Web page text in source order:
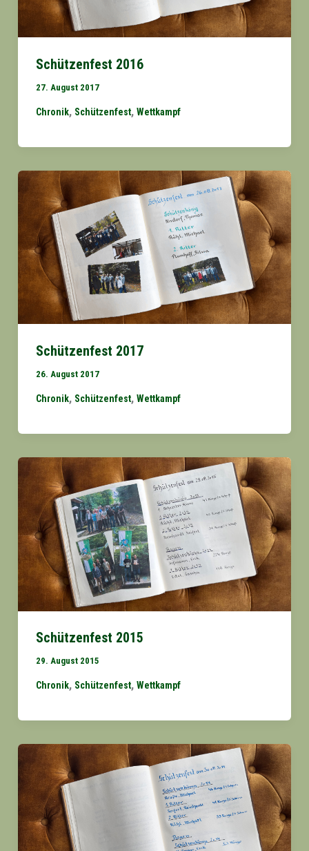
Schützenfest 2016
27. August 2017
Chronik, Schützenfest, Wettkampf
Schützenfest 2017
26. August 2017
Chronik, Schützenfest, Wettkampf
Schützenfest 2015
29. August 2015
Chronik, Schützenfest, Wettkampf